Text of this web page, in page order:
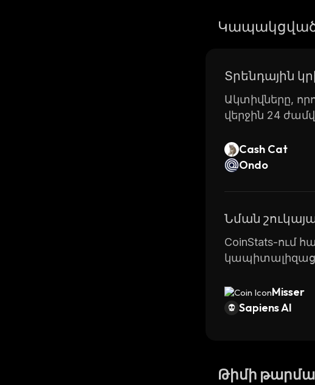
Տրենդային
Ակտիվները,
վերջին 24
Cash Cat
Ondo
Նման
CoinStats-ում
Misser
Sapiens AI
Թիմի